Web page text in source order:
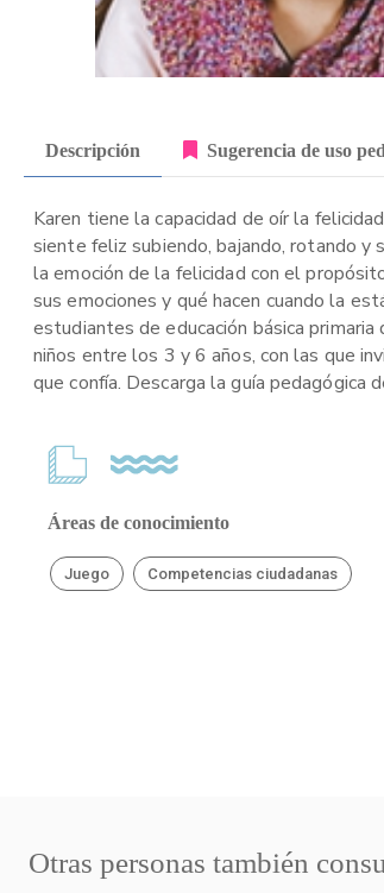
Descripción Sugerencia de uso
Karen tiene la capacidad de oír la
siente feliz subiendo, bajando, rotando
la emoción de la felicidad con el
sus emociones y qué hacen cuando la
estudiantes de educación básica
niños entre los 3 y 6 años, con las que
que confía. Descarga la guía
Áreas de conocimiento
Juego Competencias ciudadanas
Otras personas también